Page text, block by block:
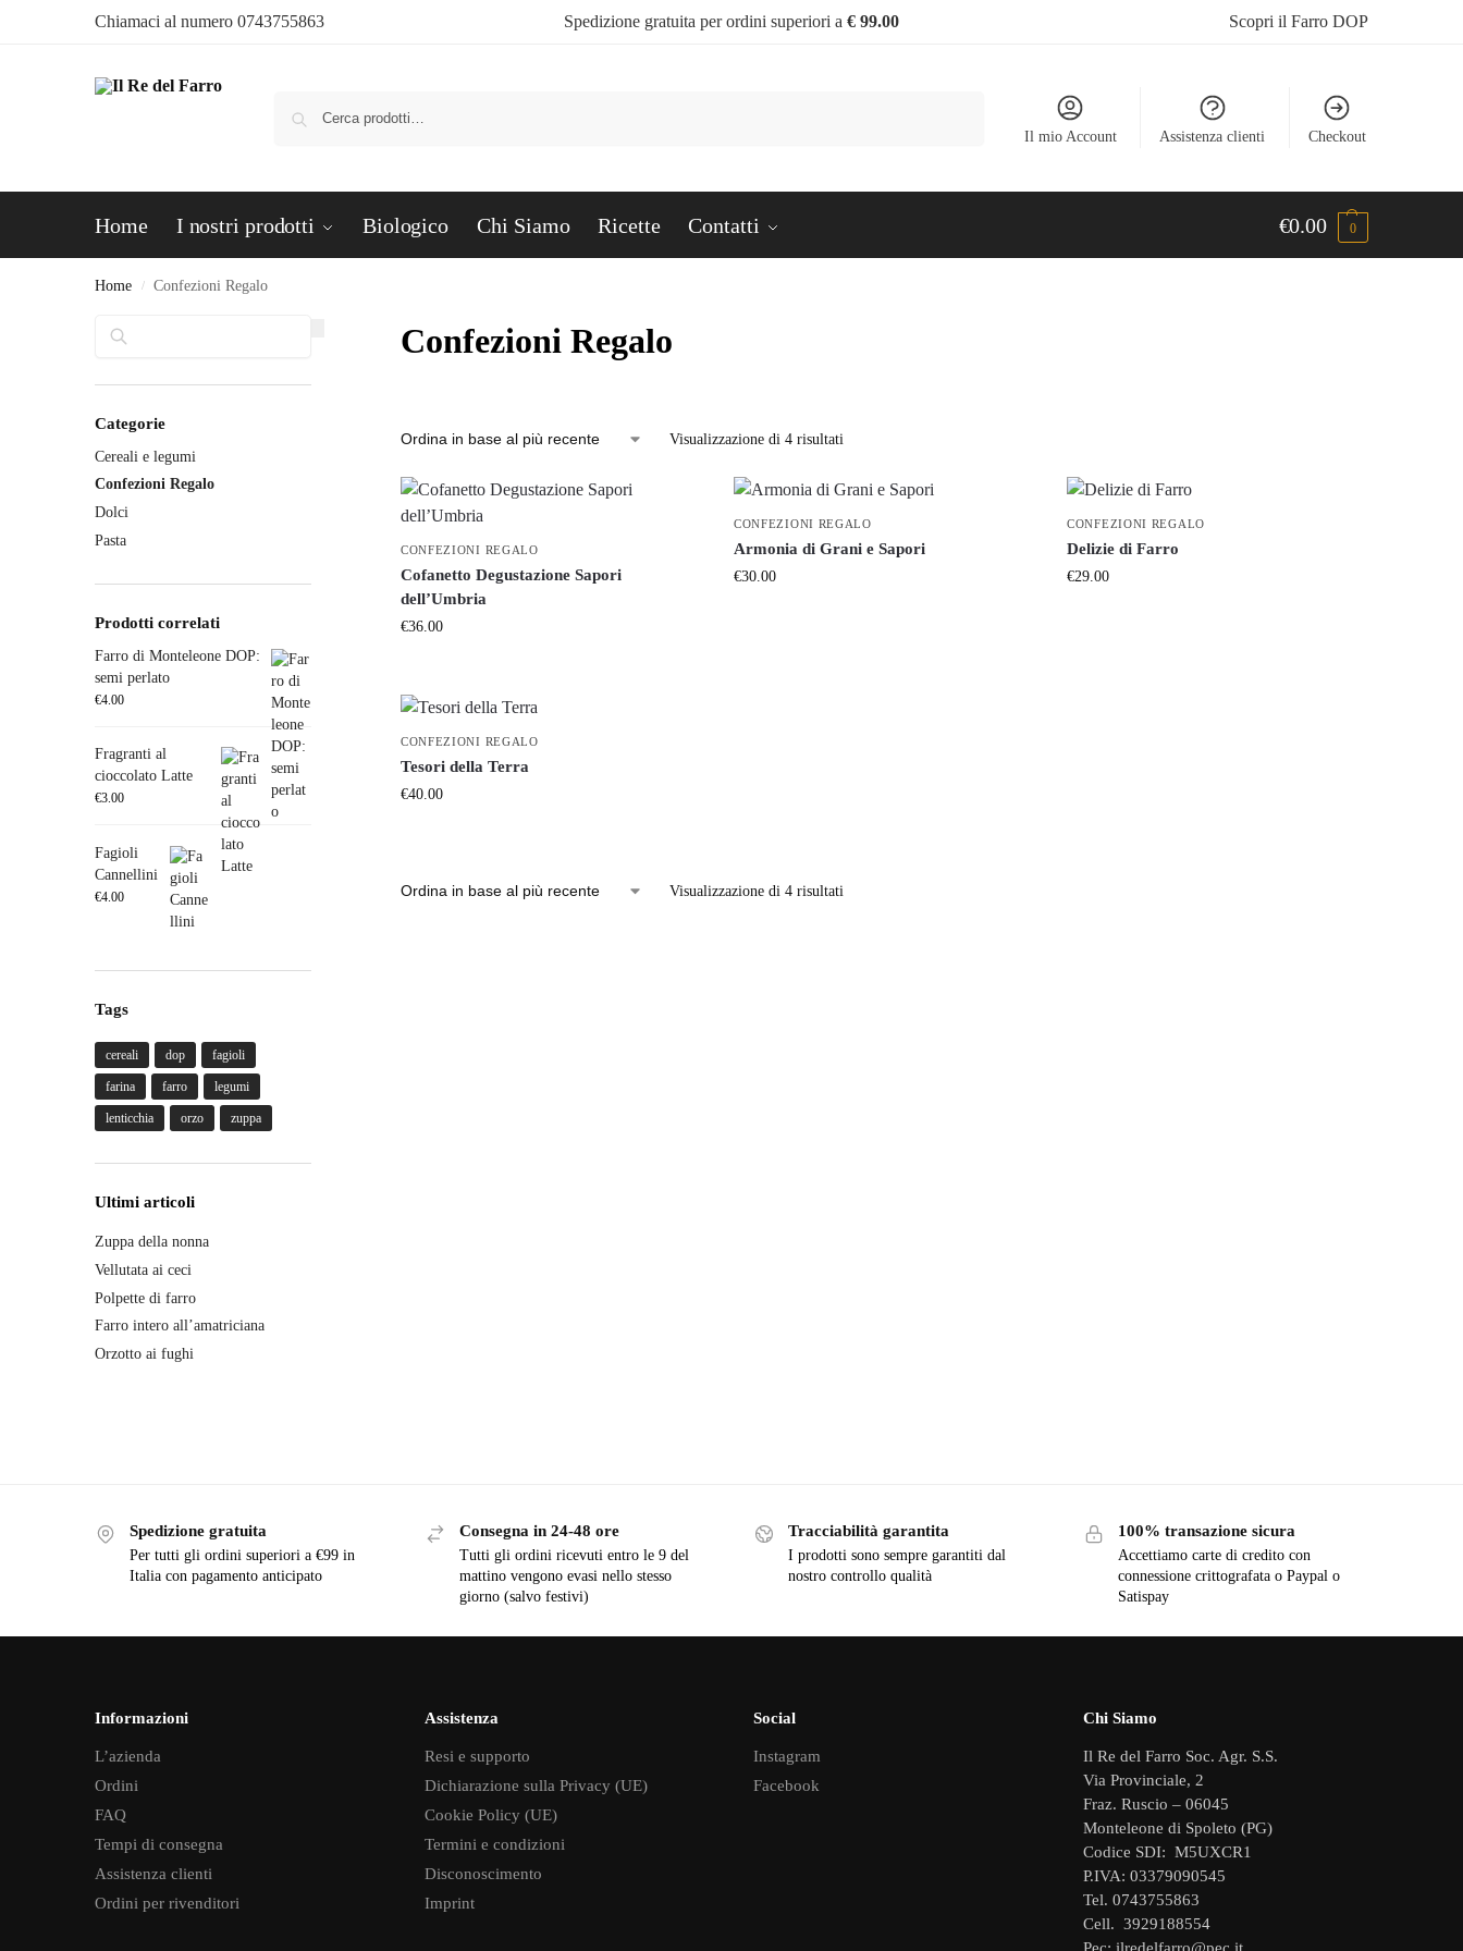
Chiamaci al numero 0743755863 Spedizione gratuita per ordini superiori a € 99.00 Scopri il Farro DOP
Il mio Account Assistenza clienti Checkout
Home I nostri prodotti Biologico Chi Siamo Ricette Contatti €0.00 0
Home / Confezioni Regalo
Confezioni Regalo
Visualizzazione di 4 risultati
CONFEZIONI REGALO
Cofanetto Degustazione Sapori
dell’Umbria
€36.00
CONFEZIONI REGALO
Armonia di Grani e Sapori
€30.00
CONFEZIONI REGALO
Delizie di Farro
€29.00
CONFEZIONI REGALO
Tesori della Terra
€40.00
Visualizzazione di 4 risultati
Categorie
Cereali e legumi
Confezioni Regalo
Dolci
Pasta
Prodotti correlati
Farro di Monteleone DOP:
semi perlato
€4.00
Fragranti al
cioccolato Latte
€3.00
Fagioli
Cannellini
€4.00
Tags
cereali dop fagioli
farina farro legumi
lenticchia orzo zuppa
Ultimi articoli
Zuppa della nonna
Vellutata ai ceci
Polpette di farro
Farro intero all’amatriciana
Orzotto ai fughi
Spedizione gratuita
Per tutti gli ordini superiori a €99 in
Italia con pagamento anticipato
Consegna in 24-48 ore
Tutti gli ordini ricevuti entro le 9 del
mattino vengono evasi nello stesso
giorno (salvo festivi)
Tracciabilità garantita
I prodotti sono sempre garantiti dal
nostro controllo qualità
100% transazione sicura
Accettiamo carte di credito con
connessione crittografata o Paypal o
Satispay
Informazioni
L’azienda
Ordini
FAQ
Tempi di consegna
Assistenza clienti
Ordini per rivenditori
Assistenza
Resi e supporto
Dichiarazione sulla Privacy (UE)
Cookie Policy (UE)
Termini e condizioni
Disconoscimento
Imprint
Social
Instagram
Facebook
Chi Siamo
Il Re del Farro Soc. Agr. S.S.
Via Provinciale, 2
Fraz. Ruscio – 06045
Monteleone di Spoleto (PG)
Codice SDI: M5UXCR1
P.IVA: 03379090545
Tel. 0743755863
Cell. 3929188554
Pec: ilredelfarro@pec.it